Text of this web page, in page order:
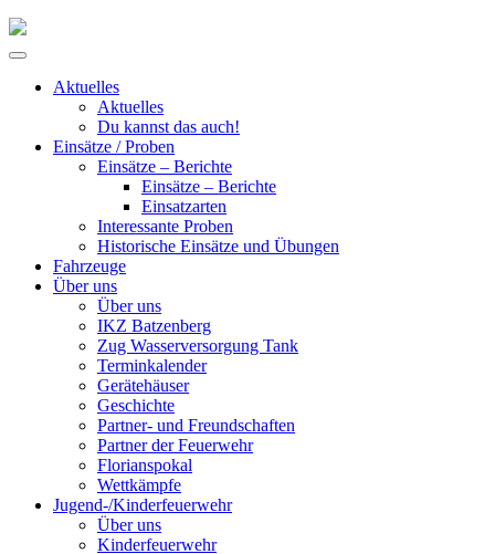
Skip
Primary
Aktuelles
Aktuelles
Du kannst das auch!
Einsätze / Proben
Einsätze – Berichte
Einsätze – Berichte
Einsatzarten
Interessante Proben
Historische Einsätze und Übungen
Fahrzeuge
Über uns
Über uns
IKZ Batzenberg
Zug Wasserversorgung Tank
Terminkalender
Gerätehäuser
Geschichte
Partner- und Freundschaften
Partner der Feuerwehr
Florianspokal
Wettkämpfe
Jugend-/Kinderfeuerwehr
Über uns
Kinderfeuerwehr